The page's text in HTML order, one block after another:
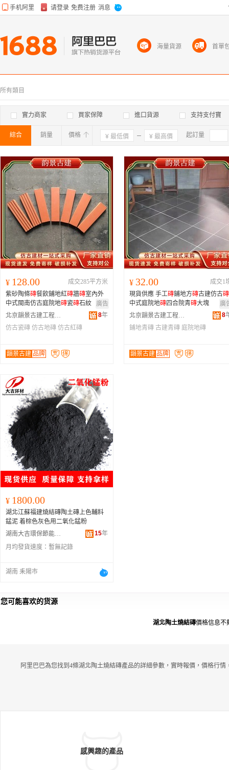
所有類目
實力商家 買家保障 進口貨源 支持支付寶
綜合 銷量 價格 確定 起訂量
¥ 128.00
成交285平方米
紫砂陶條磚餐飲鋪地紅磚牆磚室內外
中式閩南仿古庭院地磚瓷磚石紋
廣告
北京韻景古建工程有限公司
8年
仿古瓷磚 仿古地磚 仿古紅磚
韻景古建 品牌
¥ 32.00
成交1
現貨供應 手工磚鋪地方磚古建仿古磚
中式庭院地磚四合院青磚大塊
廣
北京韻景古建工程有限公司
8
鋪地青磚 古建青磚 庭院地磚
韻景古建 品牌
¥ 1800.00
湖北江蘇福建燒結磚陶土磚上色輔料
錳泥 着棕色灰色用二氧化錳粉
湖南大吉環保節能材料有限公司
15年
月均發貨速度： 暫無記錄
湖南 耒陽市
您可能喜欢的货源
湖北陶土燒結磚價格信息不
阿里巴巴為您找到4條湖北陶土燒結磚產品的詳細參數，實時報價，價格行情
感興趣的產品
海量貨源 首單